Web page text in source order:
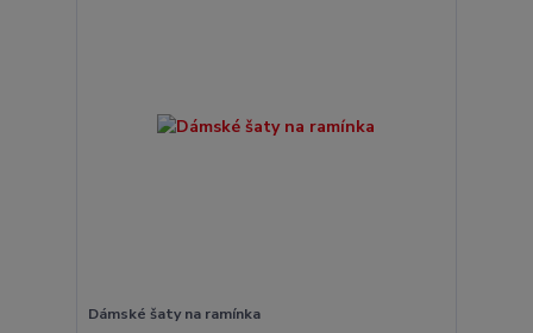
Dámské šaty na ramínka